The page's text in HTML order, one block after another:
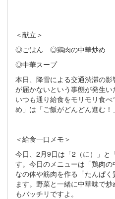
＜献立＞
◎ごはん ◎鶏肉の中華炒め
◎中華スープ
本日、降雪による交通渋滞の
が届かないという事態が発生
いつも通り給食をモリモリ食
め」は「ご飯がどんどん進む！
＜給食一口メモ＞
今日、2月9日は「2（に）」と
す。今日のメニューは「鶏肉
なの体や筋肉を作る「たんぱ
ます。野菜と一緒に中華味で
もバッチリですよ。